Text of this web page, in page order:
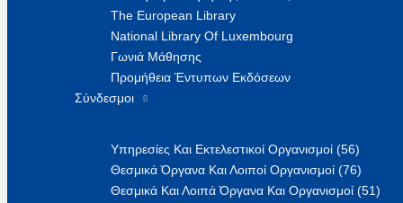
The European Library
National Library Of Luxembourg
Γωνιά Μάθησης
Προμήθεια Έντυπων Εκδόσεων
Σύνδεσμοι
Υπηρεσίες Και Εκτελεστικοί Οργανισμοί (56)
Θεσμικά Όργανα Και Λοιποί Οργανισμοί (76)
Θεσμικά Και Λοιπά Όργανα Και Οργανισμοί (51)